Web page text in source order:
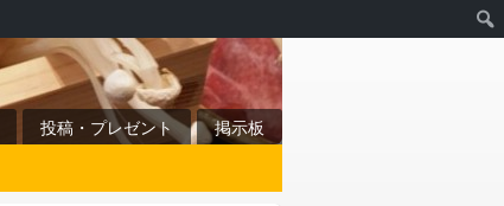
投稿・プレゼント
掲示板